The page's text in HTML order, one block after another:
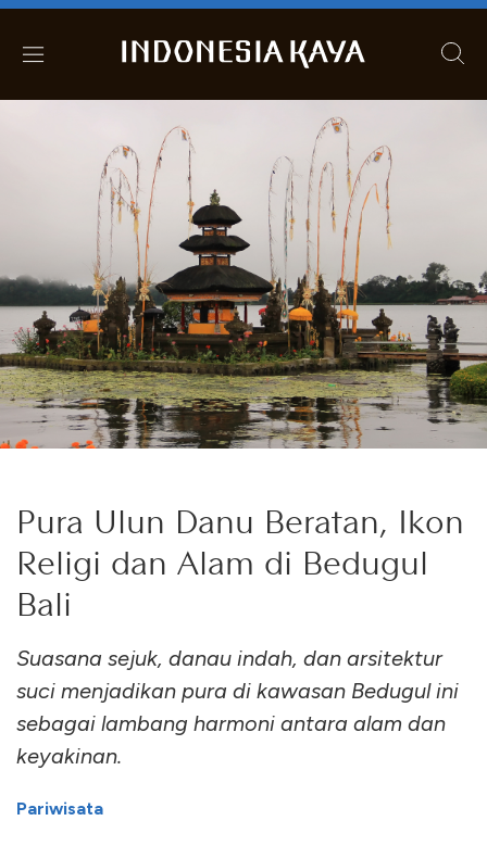
Pura Ulun Danu Beratan, Ikon
Religi dan Alam di Bedugul
Bali
Suasana sejuk, danau indah, dan arsitektur
suci menjadikan pura di kawasan Bedugul ini
sebagai lambang harmoni antara alam dan
keyakinan.
Pariwisata